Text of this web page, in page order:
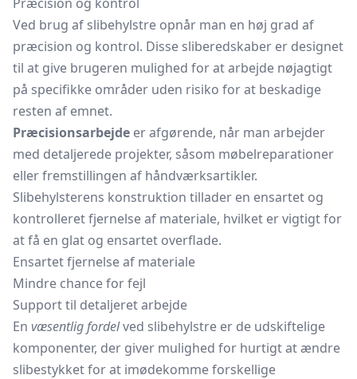
Ved brug af slibehylstre opnår man en høj grad af
præcision og kontrol. Disse sliberedskaber er designet
til at give brugeren mulighed for at arbejde nøjagtigt
på specifikke områder uden risiko for at beskadige
resten af emnet.
Præcisionsarbejde er afgørende, når man arbejder
med detaljerede projekter, såsom møbelreparationer
eller fremstillingen af håndværksartikler.
Slibehylsterens konstruktion tillader en ensartet og
kontrolleret fjernelse af materiale, hvilket er vigtigt for
at få en glat og ensartet overflade.
Ensartet fjernelse af materiale
Mindre chance for fejl
Support til detaljeret arbejde
En væsentlig fordelved slibehylstre er de udskiftelige
komponenter, der giver mulighed for hurtigt at ændre
slibestykket for at imødekomme forskellige